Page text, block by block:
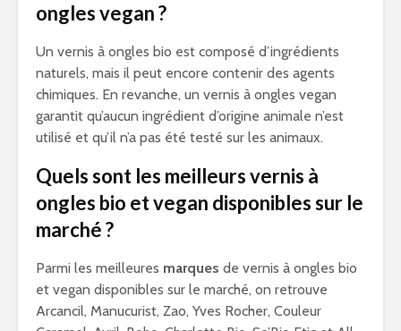
ongles vegan ?
Un vernis à ongles bio est composé d’ingrédients
naturels, mais il peut encore contenir des agents
chimiques. En revanche, un vernis à ongles vegan
garantit qu’aucun ingrédient d’origine animale n’est
utilisé et qu’il n’a pas été testé sur les animaux.
Quels sont les meilleurs vernis à
ongles bio et vegan disponibles sur le
marché ?
Parmi les meilleures marques de vernis à ongles bio
et vegan disponibles sur le marché, on retrouve
Arcancil, Manucurist, Zao, Yves Rocher, Couleur